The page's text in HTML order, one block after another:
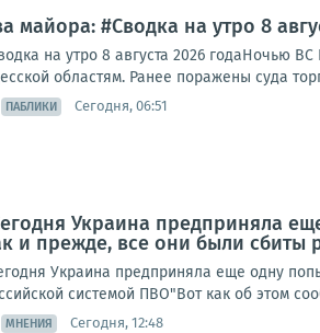
майора: #Сводка на утро 8
на утро 8 августа 2026 годаНочью
областям. Ранее поражены суда
ПАБЛИКИ Сегодня, 06:51
Украина предприняла
и прежде, все они были сбиты
Украина предприняла еще одну
системой ПВО"Вот как об этом
МНЕНИЯ Сегодня, 12:48